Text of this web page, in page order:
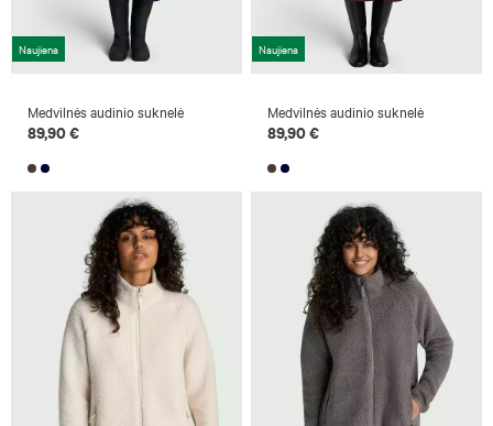
Naujiena
Medvilnės audinio suknelė
89,90 €
Naujiena
Medvilnės audinio suknelė
89,90 €